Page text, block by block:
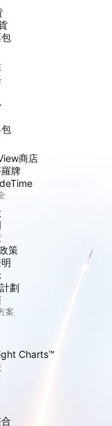
商店
牌
策
劃
案
Charts™